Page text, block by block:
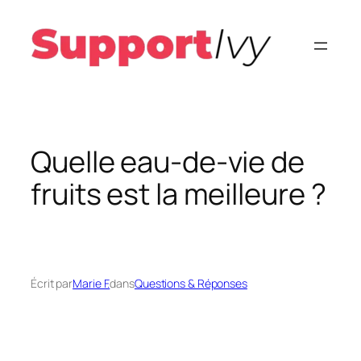
contenu
Quelle eau-de-vie de
fruits est la meilleure ?
Écrit parMarie F.dansQuestions & Réponses